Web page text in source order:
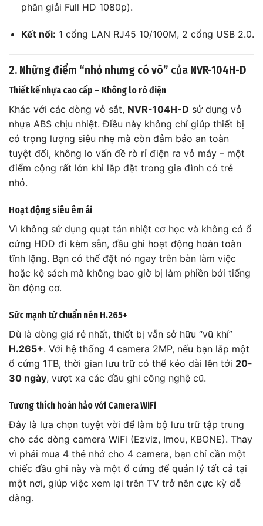
phân giải Full HD 1080p).
Kết nối: 1 cổng LAN RJ45 10/100M, 2 cổng USB 2.0.
2. Những điểm “nhỏ nhưng có võ” của NVR-104H-D
Thiết kế nhựa cao cấp – Không lo rò điện
Khác với các dòng vỏ sắt, NVR-104H-D sử dụng vỏ
nhựa ABS chịu nhiệt. Điều này không chỉ giúp thiết bị
có trọng lượng siêu nhẹ mà còn đảm bảo an toàn
tuyệt đối, không lo vấn đề rò rỉ điện ra vỏ máy – một
điểm cộng rất lớn khi lắp đặt trong gia đình có trẻ
nhỏ.
Hoạt động siêu êm ái
Vì không sử dụng quạt tản nhiệt cơ học và không có ổ
cứng HDD đi kèm sẵn, đầu ghi hoạt động hoàn toàn
tĩnh lặng. Bạn có thể đặt nó ngay trên bàn làm việc
hoặc kệ sách mà không bao giờ bị làm phiền bởi tiếng
ồn động cơ.
Sức mạnh từ chuẩn nén H.265+
Dù là dòng giá rẻ nhất, thiết bị vẫn sở hữu “vũ khí”
H.265+. Với hệ thống 4 camera 2MP, nếu bạn lắp một
ổ cứng 1TB, thời gian lưu trữ có thể kéo dài lên tới 20-
30 ngày, vượt xa các đầu ghi công nghệ cũ.
Tương thích hoàn hảo với Camera WiFi
Đây là lựa chọn tuyệt vời để làm bộ lưu trữ tập trung
cho các dòng camera WiFi (Ezviz, Imou, KBONE). Thay
vì phải mua 4 thẻ nhớ cho 4 camera, bạn chỉ cần một
chiếc đầu ghi này và một ổ cứng để quản lý tất cả tại
một nơi, giúp việc xem lại trên TV trở nên cực kỳ dễ
dàng.